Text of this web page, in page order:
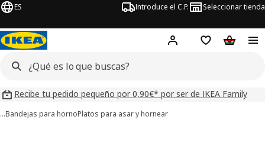
ES Introduce el C.P. Seleccionar tienda
Hej! Iniciar sesión
Lista de deseos
Carrito
Recibe tu pedido pequeño por 0,90€* por ser de IKEA Family
…Bandejas para hornoPlatos para asar y hornear